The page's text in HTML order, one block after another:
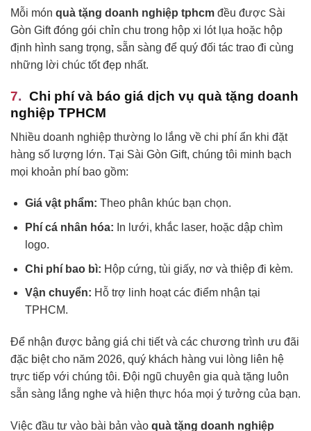
Mỗi món quà tặng doanh nghiệp tphcm đều được Sài
Gòn Gift đóng gói chỉn chu trong hộp xi lót lụa hoặc hộp
định hình sang trọng, sẵn sàng để quý đối tác trao đi cùng
những lời chúc tốt đẹp nhất.
Chi phí và báo giá dịch vụ quà tặng doanh
nghiệp TPHCM
Nhiều doanh nghiệp thường lo lắng về chi phí ẩn khi đặt
hàng số lượng lớn. Tại Sài Gòn Gift, chúng tôi minh bạch
mọi khoản phí bao gồm:
Giá vật phẩm: Theo phân khúc bạn chọn.
Phí cá nhân hóa: In lưới, khắc laser, hoặc dập chìm
logo.
Chi phí bao bì: Hộp cứng, tùi giấy, nơ và thiệp đi kèm.
Vận chuyển: Hỗ trợ linh hoạt các điểm nhận tại
TPHCM.
Để nhận được bảng giá chi tiết và các chương trình ưu đãi
đặc biệt cho năm 2026, quý khách hàng vui lòng liên hệ
trực tiếp với chúng tôi. Đội ngũ chuyên gia quà tặng luôn
sẵn sàng lắng nghe và hiện thực hóa mọi ý tưởng của bạn.
Việc đầu tư vào bài bản vào quà tặng doanh nghiệp